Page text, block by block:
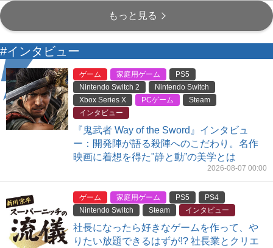
もっと見る
#インタビュー
ゲーム 家庭用ゲーム
PS5
Nintendo Switch 2
Nintendo Switch
Xbox Series X
PCゲーム
Steam
インタビュー
『鬼武者 Way of the Sword』インタビュ
ー：開発陣が語る殺陣へのこだわり。名作
映画に着想を得た"静と動”の美学とは
2026-08-07 00:00
ゲーム 家庭用ゲーム PS5
PS4
Nintendo Switch
Steam インタビュー
社長になったら好きなゲームを作って、や
りたい放題できるはずが!? 社長業とクリエ